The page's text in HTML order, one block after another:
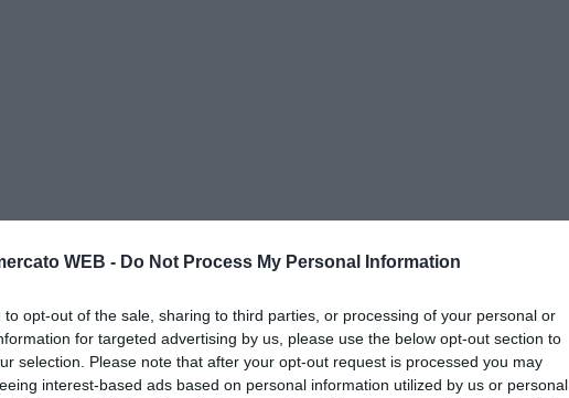
WEB - Do Not Process My Personal Information
to opt-out of the sale, sharing to third parties, or processing of your personal or
for targeted advertising by us, please use the below opt-out section to
selection. Please note that after your opt-out request is processed you may
interest-based ads based on personal information utilized by us or personal